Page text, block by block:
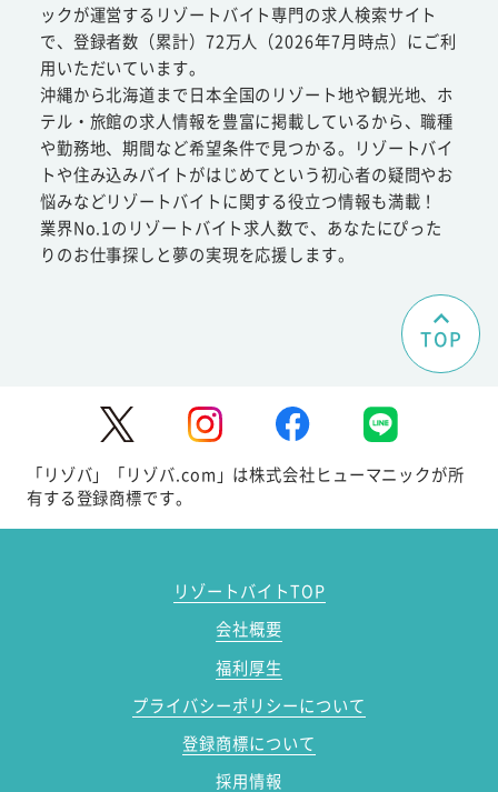
ックが運営するリゾートバイト専門の求人検索サイト
で、登録者数（累計）72万人（2026年7月時点）にご利
用いただいています。
沖縄から北海道まで日本全国のリゾート地や観光地、ホ
テル・旅館の求人情報を豊富に掲載しているから、職種
や勤務地、期間など希望条件で見つかる。リゾートバイ
トや住み込みバイトがはじめてという初心者の疑問やお
悩みなどリゾートバイトに関する役立つ情報も満載！
業界No.1のリゾートバイト求人数で、あなたにぴった
りのお仕事探しと夢の実現を応援します。
TOP
「リゾバ」「リゾバ.com」は株式会社ヒューマニックが所
有する登録商標です。
リゾートバイトTOP
会社概要
福利厚生
プライバシーポリシーについて
登録商標について
採用情報